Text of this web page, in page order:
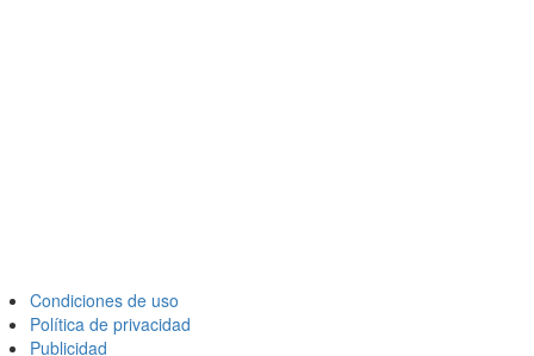
Condiciones de uso
Política de privacidad
Publicidad